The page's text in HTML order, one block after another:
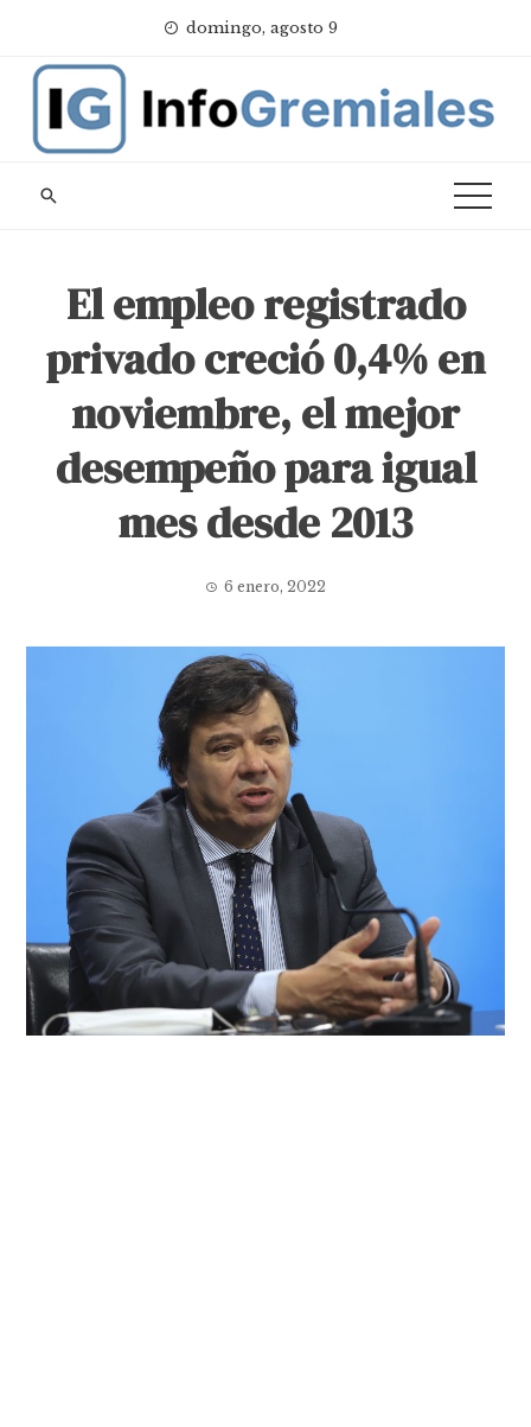
content
domingo, agosto 9
El empleo registrado
privado creció 0,4% en
noviembre, el mejor
desempeño para igual
mes desde 2013
6 enero, 2022